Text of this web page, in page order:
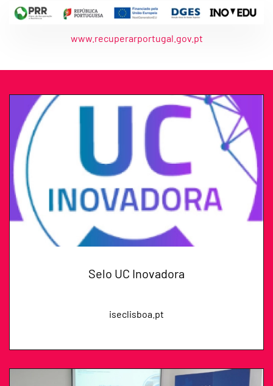
www.recuperarportugal.gov.pt
Selo UC Inovadora
iseclisboa.pt